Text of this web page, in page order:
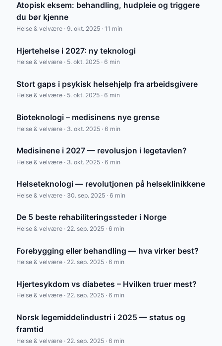
Atopisk eksem: behandling, hudpleie og triggere
du bør kjenne
Helse & velvære · 9. okt. 2025 · 11 min
Hjertehelse i 2027: ny teknologi
Helse & velvære · 5. okt. 2025 · 6 min
Stort gaps i psykisk helsehjelp fra arbeidsgivere
Helse & velvære · 5. okt. 2025 · 6 min
Bioteknologi – medisinens nye grense
Helse & velvære · 3. okt. 2025 · 6 min
Medisinene i 2027 — revolusjon i legetavlen?
Helse & velvære · 3. okt. 2025 · 6 min
Helseteknologi — revolutjonen på helseklinikkene
Helse & velvære · 30. sep. 2025 · 6 min
De 5 beste rehabiliteringssteder i Norge
Helse & velvære · 22. sep. 2025 · 6 min
Forebygging eller behandling — hva virker best?
Helse & velvære · 22. sep. 2025 · 6 min
Hjertesykdom vs diabetes – Hvilken truer mest?
Helse & velvære · 22. sep. 2025 · 6 min
Norsk legemiddelindustri i 2025 — status og
framtid
Helse & velvære · 22. sep. 2025 · 6 min